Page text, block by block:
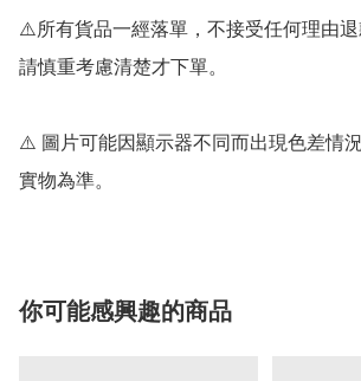
⚠️所有貨品一經落單，不接受任何理由
請慎重考慮清楚才下單。
⚠️ 圖片可能因顯示器不同而出現色差情
你可能感興趣的商品